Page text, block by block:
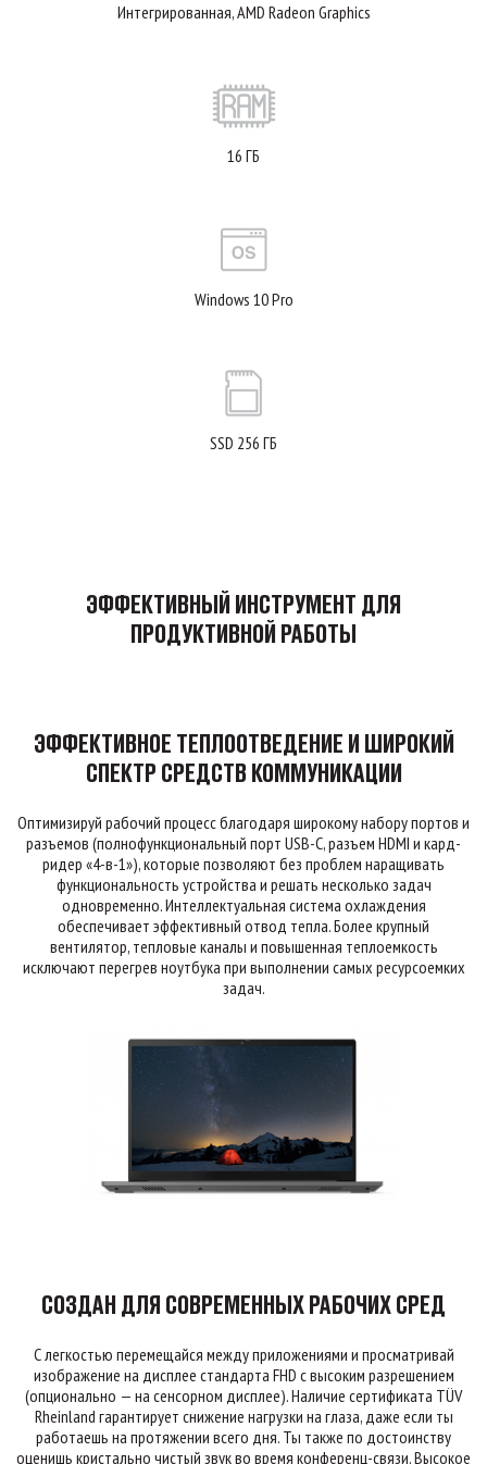
Интегрированная, AMD Radeon Graphics
16 ГБ
Windows 10 Pro
SSD 256 ГБ
ЭФФЕКТИВНЫЙ ИНСТРУМЕНТ ДЛЯ
ПРОДУКТИВНОЙ РАБОТЫ
ЭФФЕКТИВНОЕ ТЕПЛООТВЕДЕНИЕ И ШИРОКИЙ
СПЕКТР СРЕДСТВ КОММУНИКАЦИИ
Оптимизируй рабочий процесс благодаря широкому набору портов и
разъемов (полнофункциональный порт USB-C, разъем HDMI и кард-
ридер «4-в-1»), которые позволяют без проблем наращивать
функциональность устройства и решать несколько задач
одновременно. Интеллектуальная система охлаждения
обеспечивает эффективный отвод тепла. Более крупный
вентилятор, тепловые каналы и повышенная теплоемкость
исключают перегрев ноутбука при выполнении самых ресурсоемких
задач.
СОЗДАН ДЛЯ СОВРЕМЕННЫХ РАБОЧИХ СРЕД
С легкостью перемещайся между приложениями и просматривай
изображение на дисплее стандарта FHD с высоким разрешением
(опционально — на сенсорном дисплее). Наличие сертификата TÜV
Rheinland гарантирует снижение нагрузки на глаза, даже если ты
работаешь на протяжении всего дня. Ты также по достоинству
оценишь кристально чистый звук во время конференц-связи. Высокое